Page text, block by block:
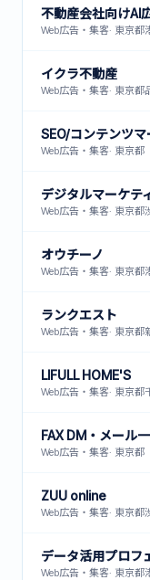
Web広告・集客· 東京都
イクラ不動産
Web広告・集客· 東京都
SEO/コンテンツ
Web広告・集客· 東京都
デジタルマーケテ
Web広告・集客· 東京都
オウチーノ
Web広告・集客· 東京都
ランクエスト
Web広告・集客· 東京都
LIFULL HOME'S
Web広告・集客· 東京都
FAX DM・メール
Web広告・集客· 東京都
ZUU online
Web広告・集客· 東京都
データ活用プロフ
Web広告・集客· 東京都